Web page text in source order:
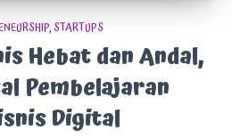
STARTUPS
Hebat dan Andal,
Pembelajaran
Digital